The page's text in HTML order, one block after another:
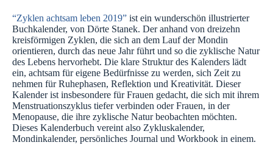
“Zyklen achtsam leben 2019” ist ein wunderschön illustrierter
Buchkalender, von Dörte Stanek. Der anhand von dreizehn
kreisförmigen Zyklen, die sich an dem Lauf der Mondin
orientieren, durch das neue Jahr führt und so die zyklische Natur
des Lebens hervorhebt. Die klare Struktur des Kalenders lädt
ein, achtsam für eigene Bedürfnisse zu werden, sich Zeit zu
nehmen für Ruhephasen, Reflektion und Kreativität. Dieser
Kalender ist insbesondere für Frauen gedacht, die sich mit ihrem
Menstruationszyklus tiefer verbinden oder Frauen, in der
Menopause, die ihre zyklische Natur beobachten möchten.
Dieses Kalenderbuch vereint also Zykluskalender,
Mondinkalender, persönliches Journal und Workbook in einem.